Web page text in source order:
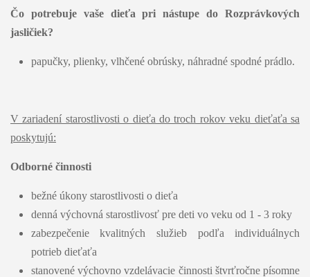
Čo potrebuje vaše dieťa pri nástupe do Rozprávkových
jasličiek?
papučky, plienky, vlhčené obrúsky, náhradné spodné prádlo.
V zariadení starostlivosti o dieťa do troch rokov veku dieťaťa sa
poskytujú:
Odborné činnosti
bežné úkony starostlivosti o dieťa
denná výchovná starostlivosť pre deti vo veku od 1 - 3 roky
zabezpečenie kvalitných služieb podľa individuálnych
potrieb dieťaťa
stanovené výchovno vzdelávacie činnosti štvrťročne písomne